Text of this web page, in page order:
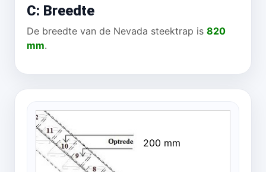
C: Breedte
De breedte van de Nevada steektrap is 820
mm.
200 mm